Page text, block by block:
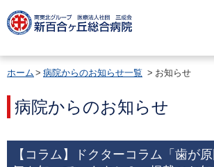
ホーム 病院からのお知らせ一覧 お知らせ
病院からのお知らせ
【コラム】ドクターコラム「歯が